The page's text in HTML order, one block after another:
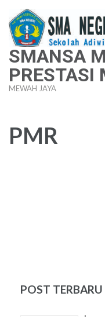
Lompat
ke
konten
(Tekan
Enter)
SMANSA
PRESTASI
MEWAH JAYA
PMR
POST TERBARU